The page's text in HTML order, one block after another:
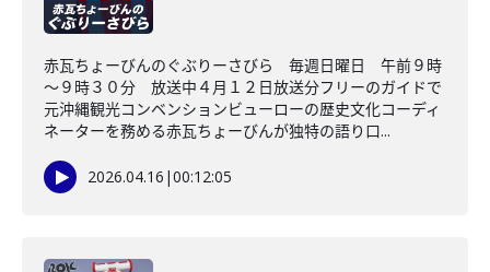
赤瓦ちょーびんのぐぶりーさびら 毎週日曜日 午前９時
～９時３０分 放送中４月１２日放送分フリーのガイドで
元沖縄観光コンベンションビューローの歴史文化コーディ
ネーターを務める赤瓦ちょーびんが独特の語り口...
2026.04.16 |00:12:05